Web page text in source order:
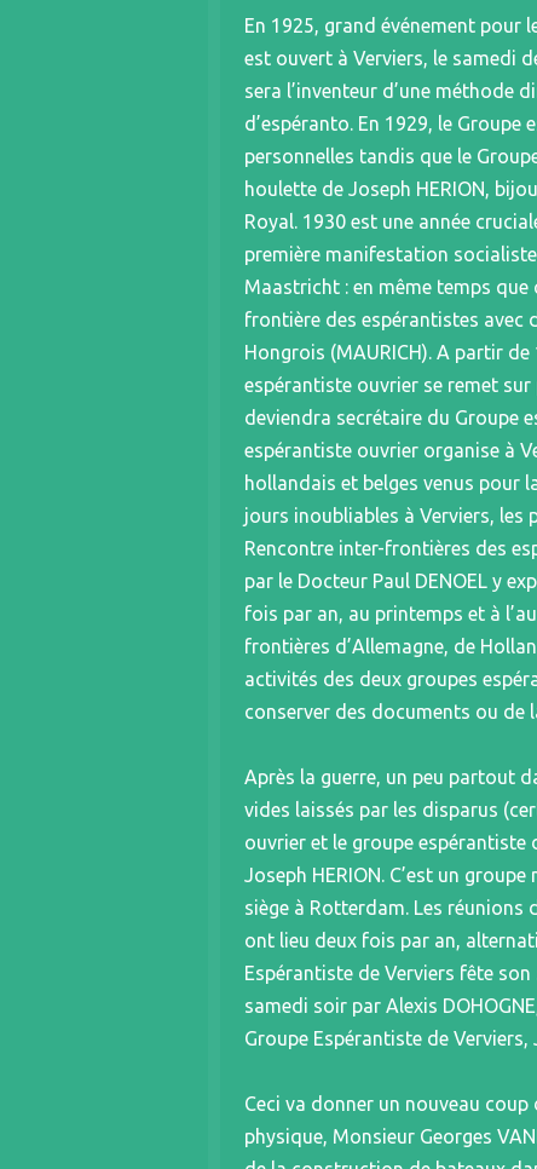
En 1925, grand événement pour
est ouvert à Verviers, le samedi
sera l’inventeur d’une méthode
d’espéranto. En 1929, le
personnelles tandis que le
houlette de Joseph HERION,
Royal. 1930 est une année
première manifestation
Maastricht : en même temps
frontière des espérantistes avec
Hongrois (MAURICH). A partir
espérantiste ouvrier se remet sur
deviendra secrétaire du Groupe
espérantiste ouvrier organise à
hollandais et belges venus pour
jours inoubliables à Verviers, les
Rencontre inter-frontières des
par le Docteur Paul DENOEL y
fois par an, au printemps et à
frontières d’Allemagne, de
activités des deux groupes
conserver des documents ou de
Après la guerre, un peu partout
vides laissés par les disparus
ouvrier et le groupe espérantiste
Joseph HERION. C’est un
siège à Rotterdam. Les réunions
ont lieu deux fois par an,
Espérantiste de Verviers fête
samedi soir par Alexis
Groupe Espérantiste de
Ceci va donner un nouveau
physique, Monsieur Georges